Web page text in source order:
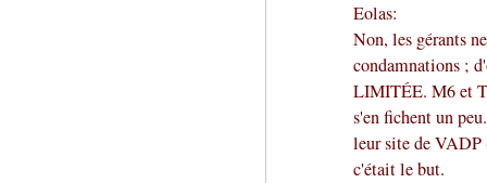
Eolas:
Non, les gérants
condamnations ;
LIMITÉE. M6 et
s'en fichent un
leur site de VADP
c'était le but.